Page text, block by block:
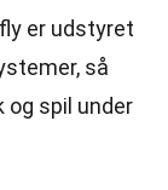
er udstyret
så
og spil under